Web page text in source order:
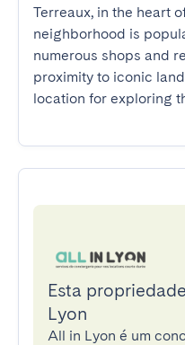
Terreaux, in the heart
neighborhood is
numerous shops and
proximity to iconic
location for exploring
Esta
Lyon
All in Lyon é um